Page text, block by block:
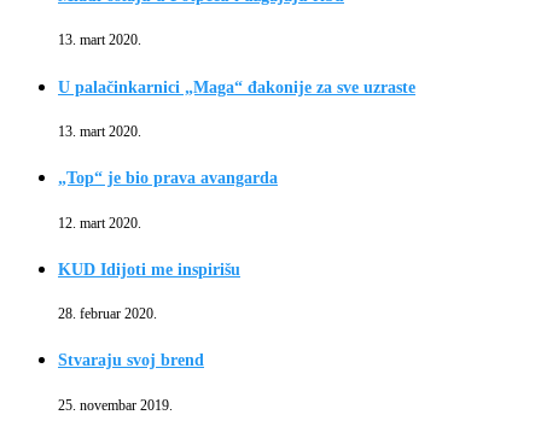
13. mart 2020.
U palačinkarnici „Maga“ đakonije za sve uzraste
13. mart 2020.
„Top“ je bio prava avangarda
12. mart 2020.
KUD Idijoti me inspirišu
28. februar 2020.
Stvaraju svoj brend
25. novembar 2019.